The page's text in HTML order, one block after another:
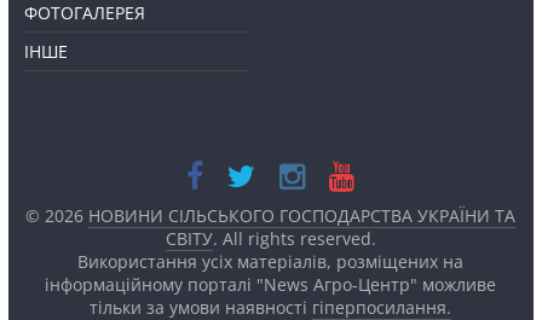
ФОТОГАЛЕРЕЯ
ІНШЕ
© 2026 НОВИНИ СІЛЬСЬКОГО ГОСПОДАРСТВА УКРАЇНИ ТА
СВІТУ. All rights reserved.
Використання усіх матеріалів, розміщених на
інформаційному порталі "News Агро-Центр" можливе
тільки за умови наявності гіперпосилання.